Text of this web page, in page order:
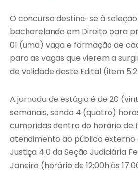
O concurso destina-se à
bacharelando em Direito para
01 (uma) vaga e formação de
para as vagas que vierem a
de validade deste Edital (item
A jornada de estágio é de 20
semanais, sendo 4 (quatro)
cumpridas dentro do horário de
atendimento ao público externo
Justiça 4.0 da Seção Judiciária
Janeiro (horário de 12:00h às